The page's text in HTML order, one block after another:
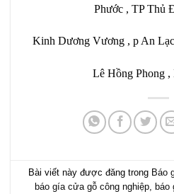
Phước , TP Thủ
Kinh Dương Vương , p An
Lê Hồng Phong ,
Bài viết này được đăng trong Báo
báo gía cửa gỗ công nghiệp báo